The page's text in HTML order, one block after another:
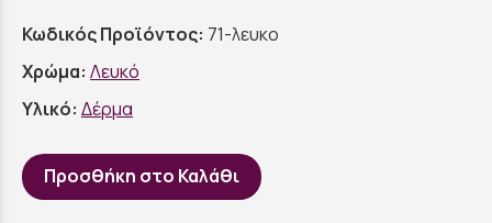
Κωδικός Προϊόντος: 71-λευκο
Χρώμα: Λευκό
Υλικό: Δέρμα
Προσθήκη στο Καλάθι